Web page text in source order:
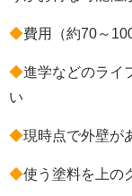
◆費用（約70～
◆進学などのライ
い
◆現時点で外壁が
◆使う塗料を上の